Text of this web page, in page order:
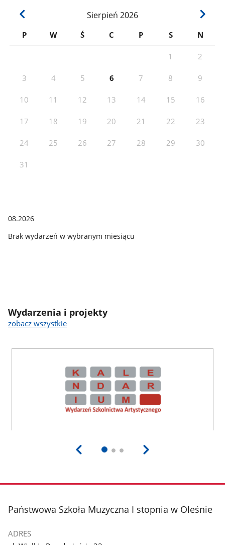
Sierpień 2026
P W Ś C P S N
1 2
3 4 5 6 7 8 9
10 11 12 13 14 15 16
17 18 19 20 21 22 23
24 25 26 27 28 29 30
31
08.2026
Brak wydarzeń w wybranym miesiącu
Wydarzenia i projekty
zobacz wszystkie
stopka
Państwowa Szkoła Muzyczna I stopnia w Oleśnie
ADRES